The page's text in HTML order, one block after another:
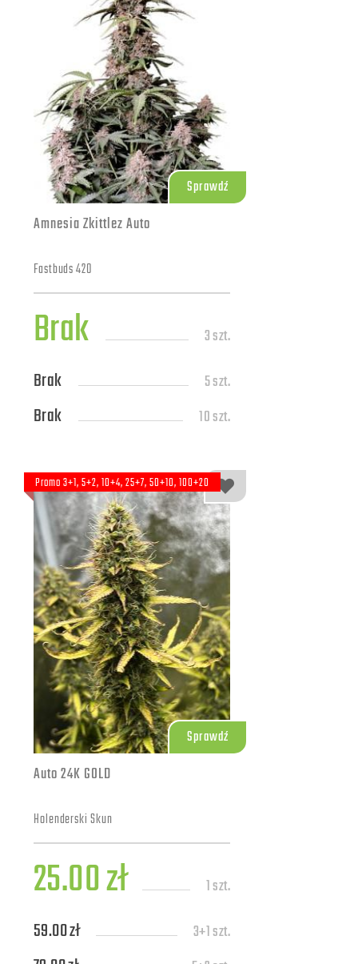
Sprawdź
Amnesia Zkittlez Auto
Fastbuds 420
Brak 3 szt.
Brak 5 szt.
Brak 10 szt.
Promo 3+1, 5+2, 10+4, 25+7, 50+10, 100+20
Sprawdź
Auto 24K GOLD
Holenderski Skun
25.00 zł 1 szt.
59.00 zł 3+1 szt.